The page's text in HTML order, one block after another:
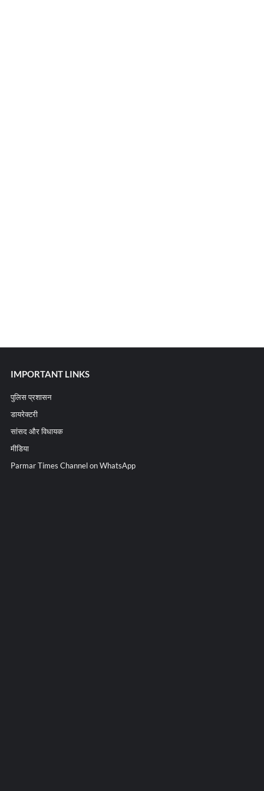
IMPORTANT LINKS
पुलिस प्रशासन
डायरेक्टरी
सांसद और विधायक
मीडिया
Parmar Times Channel on WhatsApp